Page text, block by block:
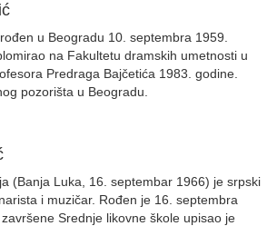
u Beogradu 10. septembra 1959.
na Fakultetu dramskih umetnosti u
Predraga Bajčetića 1983. godine.
pozorišta u Beogradu.
(Banja Luka, 16. septembar 1966) je srpski
i muzičar. Rođen je 16. septembra
Srednje likovne škole upisao je